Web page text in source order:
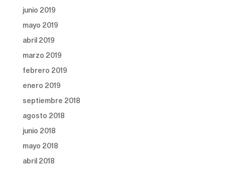
junio 2019
mayo 2019
abril 2019
marzo 2019
febrero 2019
enero 2019
septiembre 2018
agosto 2018
junio 2018
mayo 2018
abril 2018